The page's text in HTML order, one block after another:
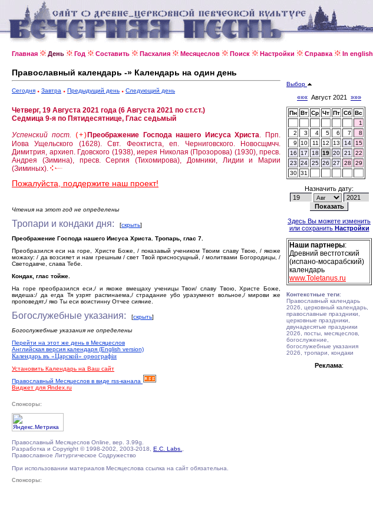
Главная День Год Составить Пасхалия Месяцеслов Поиск Настройки Справка In english
Православный календарь -» Календарь на один день
Сегодня Завтра Предыдущий день Следующий день
Четверг, 19 Августа 2021 года (6 Августа 2021 по ст.ст.)
Седмица 9-я по Пятидесятнице, Глас седьмый
Успенский пост.
(+)Преображение Господа нашего Иисуса Христа.
Прп.
Иова Ущельского (1628).Свт. Феоктиста, еп. Черниговского.
Новосщмчч.
Димитрия, архиеп. Гдовского (1938), иерея Николая (Прозорова) (1930), пресв.
Андрея (Зимина), пресв. Сергия (Тихомирова), Домники, Лидии и Марии
(Зиминых).
Пожалуйста, поддержите наш проект!
Чтения на этот год не определены
Тропари и кондаки дня: [скрыть]
Преображение Господа нашего Иисуса Христа. Тропарь, глас 7.
Преобразился еси на горе, Христе Боже, / показавый учеником Твоим славу Твою, / якоже
можаху: / да возсияет и нам грешным / свет Твой присносущный, / молитвами Богородицы, /
Светодавче, слава Тебе.
Кондак, глас тойже.
На горе преобразился еси,/ и якоже вмещаху ученицы Твои/ славу Твою, Христе Боже,
видеша:/ да егда Тя узрят распинаема,/ страдание убо уразумеют вольное,/ мирови же
проповедят,/ яко Ты еси воистинну Отчее сияние.
Богослужебные указания: [скрыть]
Богослужебные указания не определены
Перейти на этот же день в Месяцеслов
Английская версия календаря (English version)
Календарь въ «Царской» орѳографiи
Установить Календарь на Ваш сайт
Православный Месяцеслов в виде rss-канала
Виджет для Яndex.ru
Выбор
««« Август 2021 »»»
Пн Вт Ср Чт Пт Сб Вс
1
2
3 4 5 6 7
8
9
10 11 12 13 14
15
16
17 18 19 20 21
22
23
24 25 26 27 28
29
30 31
Назначить дату:
Здесь Вы можете изменить
или сохранить Настройки
Наши партнеры:
Древний вестготский
(испано-мосарабский)
календарь
www.Toletanus.ru
Контекстные теги:
Православный календарь
2026, церковный календарь,
православные праздники,
церковные праздники,
двунадесятые праздники
2026, посты, месяцеслов,
богослужение,
богослужебные указания
2026, тропари, кондаки
Реклама:
Спонсоры:
Православный Месяцеслов Online, вер. 3.99g.
Разработка и Copyright © 1998-2002, 2003-2018, E.C. Labs.
Православное Литургическое Содружество
При использовании материалов Месяцеслова ссылка на сайт обязательна.
Спонсоры: